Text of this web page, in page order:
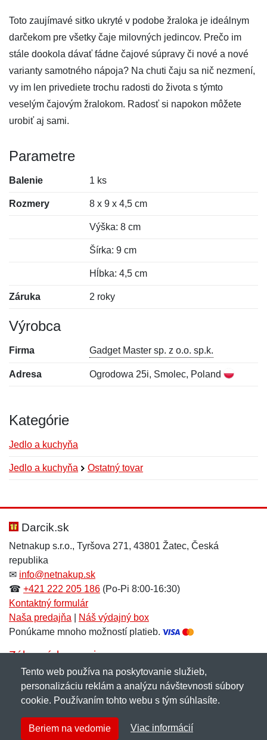
Toto zaujímavé sitko ukryté v podobe žraloka je ideálnym
darčekom pre všetky čaje milovných jedincov. Prečo im
stále dookola dávať fádne čajové súpravy či nové a nové
varianty samotného nápoja? Na chuti čaju sa nič nezmení,
vy im len privediete trochu radosti do života s týmto
veselým čajovým žralokom. Radosť si napokon môžete
urobiť aj sami.
Parametre
Balenie 1 ks
Rozmery 8 x 9 x 4,5 cm
Výška: 8 cm
Šírka: 9 cm
Hĺbka: 4,5 cm
Záruka 2 roky
Výrobca
Firma Gadget Master sp. z o.o. sp.k.
Adresa Ogrodowa 25i, Smolec, Poland
Kategórie
Jedlo a kuchyňa
Jedlo a kuchyňa Ostatný tovar
Hodnotenie:
Meno:*
E-mail:
Správa*
Meno:
E-mail:*
Správa*
Darcik.sk
Netnakup s.r.o., Tyršova 271, 43801 Žatec, Česká
republika
✉ info@netnakup.sk
☎ +421 222 205 186 (Po-Pi 8:00-16:30)
Kontaktný formulár
Naša predajňa
Náš výdajný box
Ponúkame mnoho možností platieb.
Zákaznícky servis
Novinky emailom
Copyright © 2007-2026 (19 rokov s vami)Netnakup.sk
Tento web používa na poskytovanie služieb,
personalizáciu reklám a analýzu návštevnosti súbory
cookie. Používaním tohto webu s tým súhlasíte.
Beriem na vedomie Viac informácií